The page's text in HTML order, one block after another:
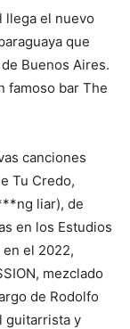
llega el nuevo
que
Buenos Aires.
famoso bar The
canciones
Tu Credo,
liar), de
en los Estudios
el 2022,
mezclado
de Rodolfo
guitarrista y